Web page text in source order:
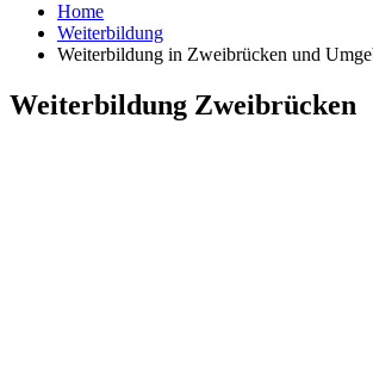
Home
Weiterbildung
Weiterbildung in Zweibrücken und
Weiterbildung Zweibrücken